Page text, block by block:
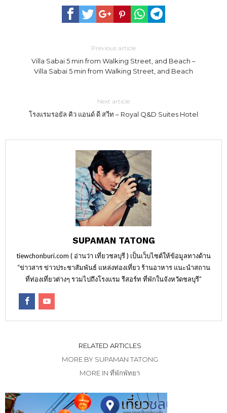
Previous article
Villa Sabai 5 min from Walking Street, and Beach –
Villa Sabai 5 min from Walking Street, and Beach
Next article
โรงแรมรอยัล คิว แอนด์ ดี สวีท – Royal Q&D Suites Hotel
SUPAMAN TATONG
tiewchonburi.com ( อ่านว่า เที่ยวชลบุรี ) เป็นเว็บไซต์ให้ข้อมูลทางด้าน
“ข่าวสาร ข่าวประชาสัมพันธ์ แหล่งท่องเที่ยว ร้านอาหาร แนะนำสถาน
ที่ท่องเที่ยวต่างๆ รวมไปถึงโรงแรม รีสอร์ท ที่พักในจังหวัดชลบุรี”
RELATED ARTICLES
MORE BY SUPAMAN TATONG
MORE IN ที่พักพัทยา